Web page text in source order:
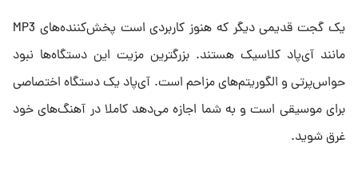
یک گجت قدیمی دیگر که هنوز کاربردی است پخش‌کننده‌های MP3
مانند آی‌پاد کلاسیک هستند. بزرگترین مزیت این دستگاه‌ها نبود
حواس‌پرتی و الگوریتم‌های مزاحم است. آی‌پاد یک دستگاه اختصاصی
برای موسیقی است و به شما اجازه می‌دهد کاملا در آهنگ‌های خود
غرق شوید.